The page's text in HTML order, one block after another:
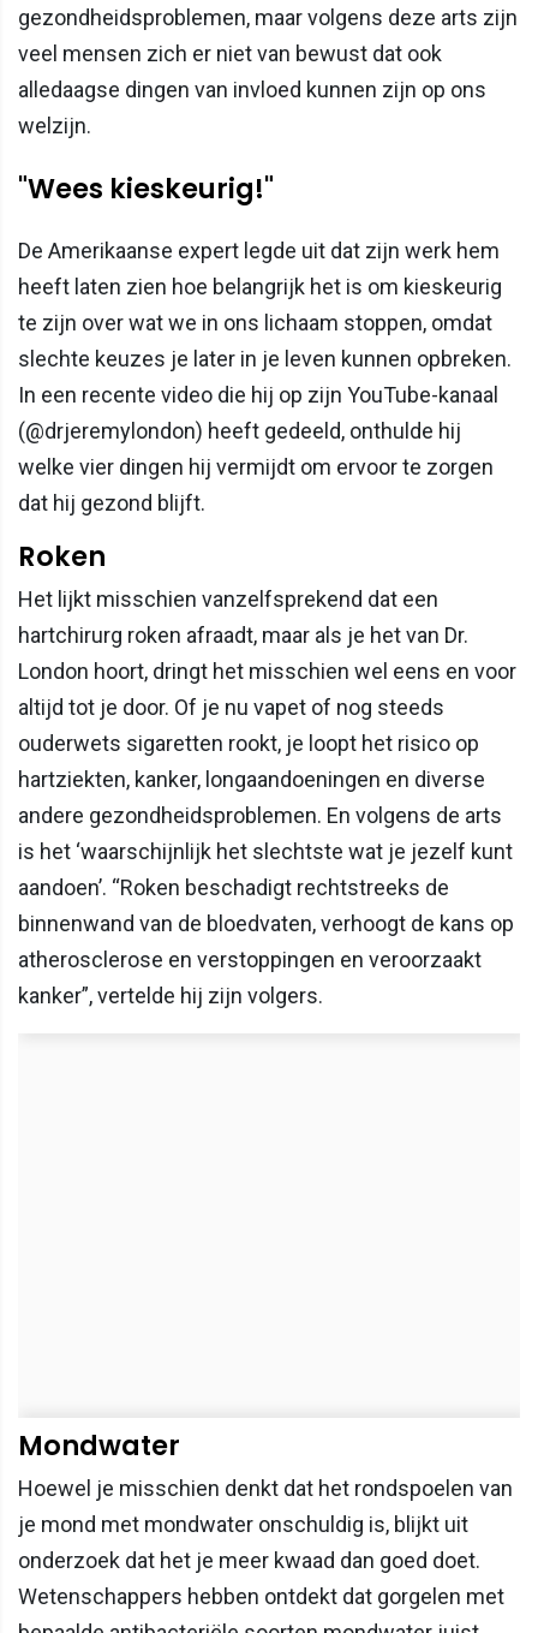
gezondheidsproblemen, maar volgens deze arts zijn
veel mensen zich er niet van bewust dat ook
alledaagse dingen van invloed kunnen zijn op ons
welzijn.
"Wees kieskeurig!"
De Amerikaanse expert legde uit dat zijn werk hem
heeft laten zien hoe belangrijk het is om kieskeurig
te zijn over wat we in ons lichaam stoppen, omdat
slechte keuzes je later in je leven kunnen opbreken.
In een recente video die hij op zijn YouTube-kanaal
(@drjeremylondon) heeft gedeeld, onthulde hij
welke vier dingen hij vermijdt om ervoor te zorgen
dat hij gezond blijft.
Roken
Het lijkt misschien vanzelfsprekend dat een
hartchirurg roken afraadt, maar als je het van Dr.
London hoort, dringt het misschien wel eens en voor
altijd tot je door. Of je nu vapet of nog steeds
ouderwets sigaretten rookt, je loopt het risico op
hartziekten, kanker, longaandoeningen en diverse
andere gezondheidsproblemen. En volgens de arts
is het ‘waarschijnlijk het slechtste wat je jezelf kunt
aandoen’. “Roken beschadigt rechtstreeks de
binnenwand van de bloedvaten, verhoogt de kans op
atherosclerose en verstoppingen en veroorzaakt
kanker”, vertelde hij zijn volgers.
Mondwater
Hoewel je misschien denkt dat het rondspoelen van
je mond met mondwater onschuldig is, blijkt uit
onderzoek dat het je meer kwaad dan goed doet.
Wetenschappers hebben ontdekt dat gorgelen met